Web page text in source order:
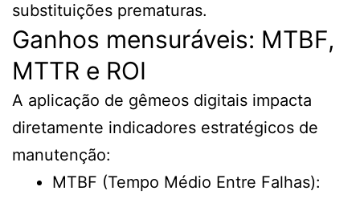
substituições prematuras.
Ganhos mensuráveis: MTBF,
MTTR e ROI
A aplicação de gêmeos digitais impacta
diretamente indicadores estratégicos de
manutenção:
MTBF (Tempo Médio Entre Falhas):